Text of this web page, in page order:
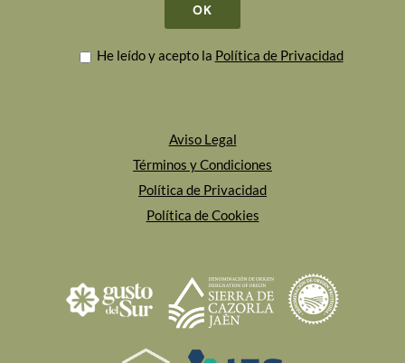
He leído y acepto la Política de Privacidad
Aviso Legal
Términos y Condiciones
Política de Privacidad
Política de Cookies